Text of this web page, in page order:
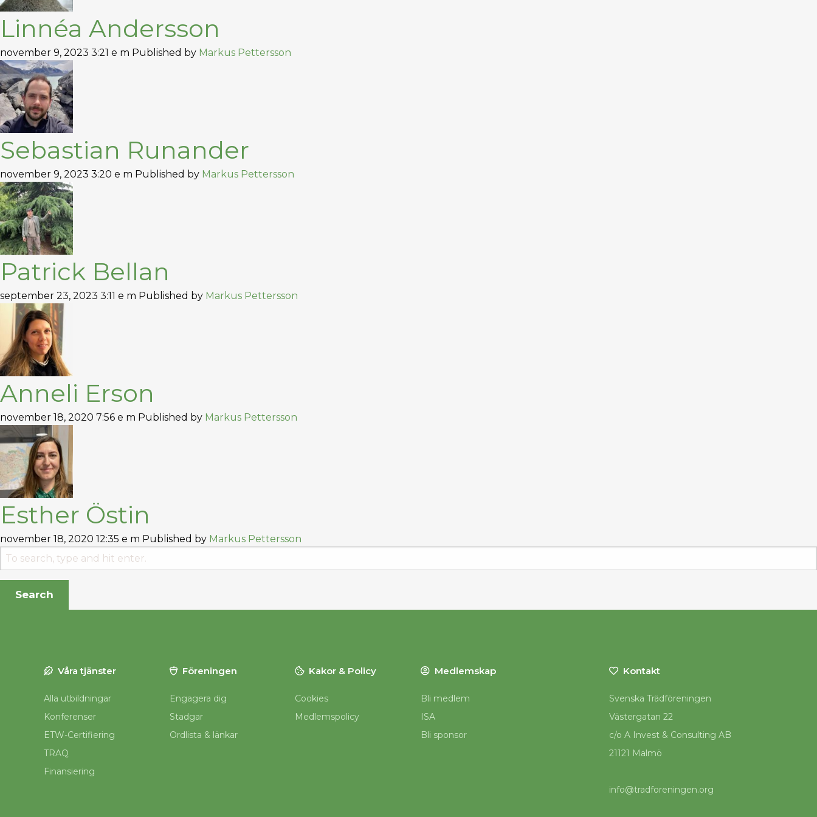
Linnéa Andersson
november 9, 2023 3:21 e m Published by Markus Pettersson
Sebastian Runander
november 9, 2023 3:20 e m Published by Markus Pettersson
Patrick Bellan
september 23, 2023 3:11 e m Published by Markus Pettersson
Anneli Erson
november 18, 2020 7:56 e m Published by Markus Pettersson
Esther Östin
november 18, 2020 12:35 e m Published by Markus Pettersson
Search
Våra tjänster
Alla utbildningar
Konferenser
ETW-Certifiering
TRAQ
Finansiering
Föreningen
Engagera dig
Stadgar
Ordlista & länkar
Kakor & Policy
Cookies
Medlemspolicy
Medlemskap
Bli medlem
ISA
Bli sponsor
Kontakt
Svenska Trädföreningen
Västergatan 22
c/o A Invest & Consulting AB
21121 Malmö
info@tradforeningen.org